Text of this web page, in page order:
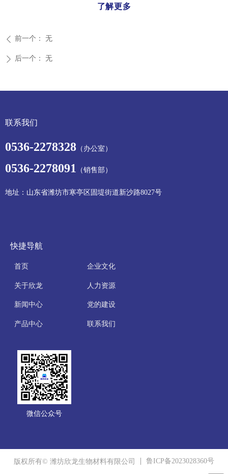
了解更多
ꄴ 前一个： 无
ꄲ 后一个： 无
企业文化
人力资源
党的建设
联系我们
快捷导航
首页
关于欣龙
新闻中心
产品中心
微信公众号
联系我们
0536-2278328 （办公室）
0536-2278091 （销售部）
地址：山东省潍坊市寒亭区固堤街道新沙路8027号
版权所有© 潍坊欣龙生物材料有限公司 鲁ICP备2023028360号